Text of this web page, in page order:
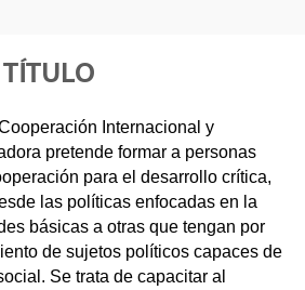
Internacional y
pretende formar a personas
para el desarrollo crítica,
las políticas enfocadas en la
básicas a otras que tengan por
de sujetos políticos capaces de
Se trata de capacitar al